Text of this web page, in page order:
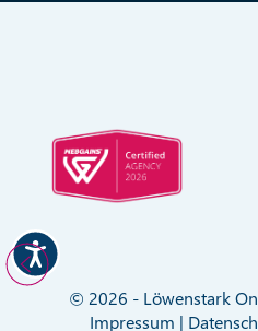
© 2026 - Löwenstark
Impressum |